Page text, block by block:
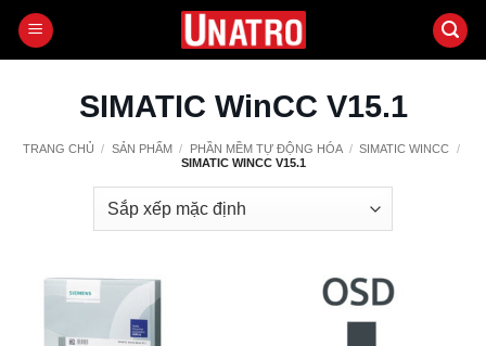
qua
SIMATIC WinCC V15.1
TRANG CHỦ / SẢN PHẨM / PHẦN MỀM TỰ ĐỘNG HÓA / SIMATIC WINCC /
SIMATIC WINCC V15.1